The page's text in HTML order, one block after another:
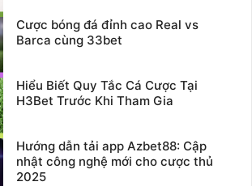
Cược bóng đá đỉnh cao Real vs
Barca cùng 33bet
Hiểu Biết Quy Tắc Cá Cược Tại
H3Bet Trước Khi Tham Gia
Hướng dẫn tải app Azbet88: Cập
nhật công nghệ mới cho cược thủ
2025